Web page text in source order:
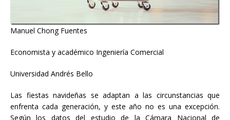
Manuel Chong Fuentes
Economista y académico Ingeniería Comercial
Universidad Andrés Bello
Las fiestas navideñas se adaptan a las circunstancias que
enfrenta cada generación, y este año no es una excepción.
Según los datos del estudio de la Cámara Nacional de